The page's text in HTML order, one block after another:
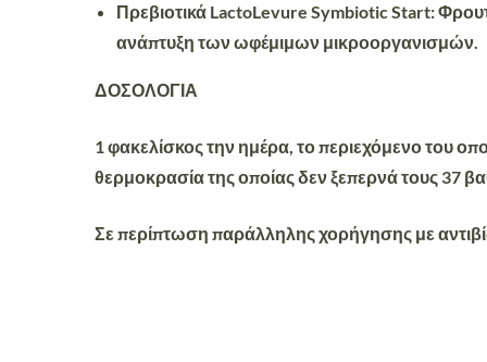
Πρεβιοτικά LactoLevure Symbiotic Start:
ανάπτυξη των ωφέμιμων μικροοργανισμών.
ΔΟΣΟΛΟΓΙΑ
1 φακελίσκος την ημέρα, το περιεχόμενο του
θερμοκρασία της οποίας δεν ξεπερνά τους 37
Σε περίπτωση παράλληλης χορήγησης με